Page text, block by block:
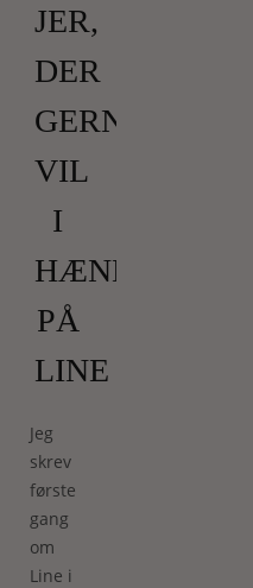
JER,
DER
GERNE
VIL
I
HÆNDERNE
PÅ
LINE
Jeg
skrev
første
gang
om
Line i